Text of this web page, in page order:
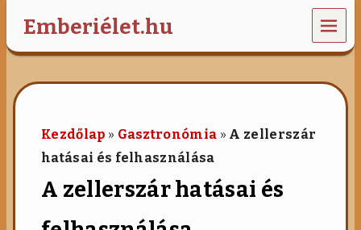
Emberiélet.hu
a
s
MEN
U
Kezdőlap » Gasztronómia » A zellerszár
hatásai és felhasználása
A zellerszár hatásai és